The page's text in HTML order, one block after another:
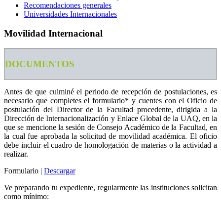
Recomendaciones generales
Universidades Internacionales
Movilidad Internacional
DOCUMENTOS
Antes de que culminé el periodo de recepción de postulaciones, es
necesario que completes el formulario* y cuentes con el Oficio de
postulación del Director de la Facultad procedente, dirigida a la
Dirección de Internacionalización y Enlace Global de la UAQ, en la
que se mencione la sesión de Consejo Académico de la Facultad, en
la cual fue aprobada la solicitud de movilidad académica. El oficio
debe incluir el cuadro de homologación de materias o la actividad a
realizar.
Formulario | Descargar
Ve preparando tu expediente, regularmente las instituciones solicitan
como mínimo: